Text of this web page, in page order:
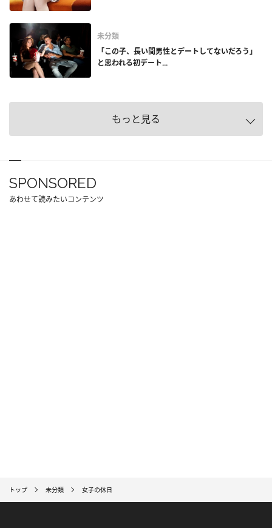
未分類
「この子、長い間男性とデートしてないだろう」
と思われる初デート...
もっと見る
SPONSORED
あわせて読みたいコンテンツ
トップ 未分類 女子の休日